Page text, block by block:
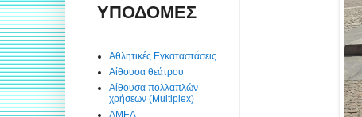
ΥΠΟΔΟΜΕΣ
Αθλητικές Εγκαταστάσεις
Αίθουσα θεάτρου
Αίθουσα πολλαπλών
χρήσεων (Multiplex)
ΑΜΕΑ